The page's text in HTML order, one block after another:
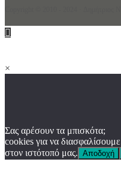
×
Σας αρέσουν τα μπισκότα;
cookies για να
στον ιστότοπό μας. Αποδοχή